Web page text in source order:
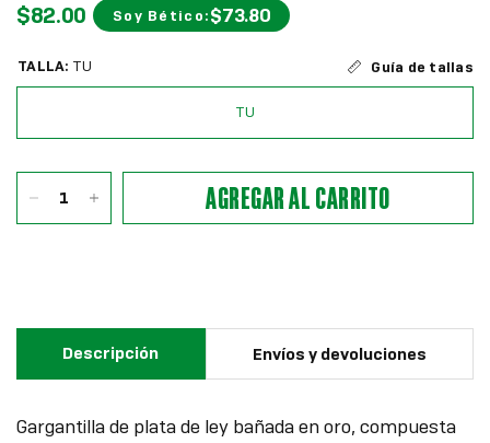
$82.00 Soy Bético:$73.80
TALLA: TU Guía de tallas
TU
AGREGAR AL CARRITO
Descripción Envíos y devoluciones
Gargantilla de plata de ley bañada en oro, compuesta